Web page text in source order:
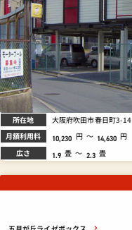
所在地 大阪府吹田市春日町3-14
月額利用料 10,230 円 ～ 14,630 円
広さ 1.9 畳 ～ 2.3 畳
五月が丘ライゼボックス